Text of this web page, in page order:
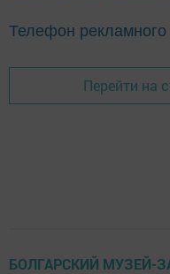
Телефон рекламного
Перейти на
БОЛГАРСКИЙ МУЗЕЙ-